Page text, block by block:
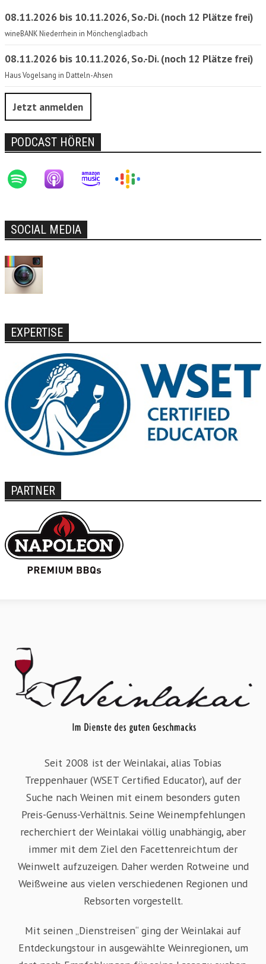
08.11.2026 bis 10.11.2026, So.-Di. (noch 12 Plätze frei)
wineBANK Niederrhein in Mönchengladbach
08.11.2026 bis 10.11.2026, So.-Di. (noch 12 Plätze frei)
Haus Vogelsang in Datteln-Ahsen
Jetzt anmelden
PODCAST HÖREN
SOCIAL MEDIA
EXPERTISE
PARTNER
Seit 2008 ist der Weinlakai, alias Tobias
Treppenhauer (WSET Certified Educator), auf der
Suche nach Weinen mit einem besonders guten
Preis-Genuss-Verhältnis. Seine Weinempfehlungen
recherchiert der Weinlakai völlig unabhängig, aber
immer mit dem Ziel den Facettenreichtum der
Weinwelt aufzuzeigen. Daher werden Rotweine und
Weißweine aus vielen verschiedenen Regionen und
Rebsorten vorgestellt.
Mit seinen „Dienstreisen“ ging der Weinlakai auf
Entdeckungstour in ausgewählte Weinregionen, um